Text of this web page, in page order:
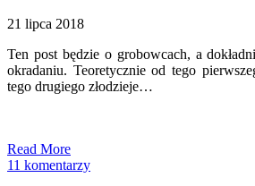
21 lipca 2018
Ten post będzie o grobowcach, a
okradaniu. Teoretycznie od tego
tego drugiego złodzieje…
Read More
11 komentarzy